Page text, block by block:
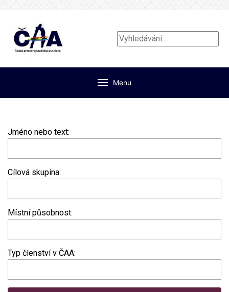
Vyhledávání...
Menu
Jméno nebo text:
Cílová skupina:
Místní působnost:
Typ členství v ČAA: